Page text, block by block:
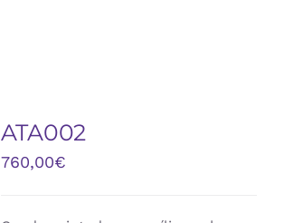
ATA002
760,00€